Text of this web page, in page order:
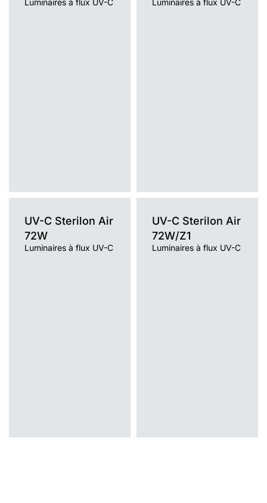
Luminaires à flux UV-C Luminaires à flux UV-C
UV-C Sterilon Air
72W
Luminaires à flux UV-C
UV-C Sterilon Air
72W/Z1
Luminaires à flux UV-C